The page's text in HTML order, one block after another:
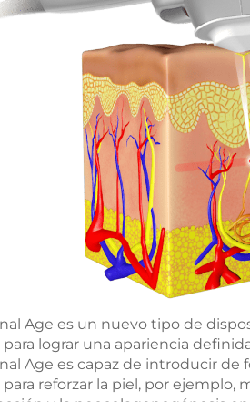
Age es un nuevo tipo de
para lograr una apariencia
Age es capaz de introducir de
para reforzar la piel, por